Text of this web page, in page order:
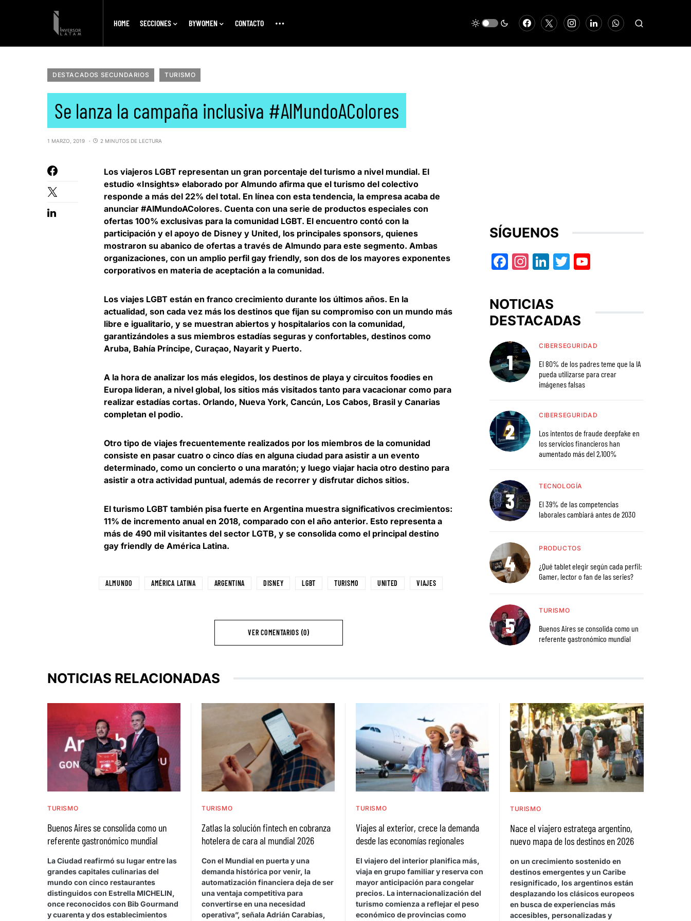
HOME SECCIONES BYWOMEN CONTACTO
DESTACADOS SECUNDARIOS TURISMO
Se lanza la campaña inclusiva #AlMundoAColores
1 MARZO, 2019 2 MINUTOS DE LECTURA
Los viajeros LGBT representan un gran porcentaje del turismo a nivel mundial. El
estudio «Insights» elaborado por Almundo afirma que el turismo del colectivo
responde a más del 22% del total. En línea con esta tendencia, la empresa acaba de
anunciar #AlMundoAColores. Cuenta con una serie de productos especiales con
ofertas 100% exclusivas para la comunidad LGBT. El encuentro contó con la
participación y el apoyo de Disney y United, los principales sponsors, quienes
mostraron su abanico de ofertas a través de Almundo para este segmento. Ambas
organizaciones, con un amplio perfil gay friendly, son dos de los mayores exponentes
corporativos en materia de aceptación a la comunidad.
Los viajes LGBT están en franco crecimiento durante los últimos años. En la
actualidad, son cada vez más los destinos que fijan su compromiso con un mundo más
libre e igualitario, y se muestran abiertos y hospitalarios con la comunidad,
garantizándoles a sus miembros estadías seguras y confortables, destinos como
Aruba, Bahía Príncipe, Curaçao, Nayarit y Puerto.
A la hora de analizar los más elegidos, los destinos de playa y circuitos foodies en
Europa lideran, a nivel global, los sitios más visitados tanto para vacacionar como para
realizar estadías cortas. Orlando, Nueva York, Cancún, Los Cabos, Brasil y Canarias
completan el podio.
Otro tipo de viajes frecuentemente realizados por los miembros de la comunidad
consiste en pasar cuatro o cinco días en alguna ciudad para asistir a un evento
determinado, como un concierto o una maratón; y luego viajar hacia otro destino para
asistir a otra actividad puntual, además de recorrer y disfrutar dichos sitios.
El turismo LGBT también pisa fuerte en Argentina muestra significativos crecimientos:
11% de incremento anual en 2018, comparado con el año anterior. Esto representa a
más de 490 mil visitantes del sector LGTB, y se consolida como el principal destino
gay friendly de América Latina.
ALMUNDO AMÉRICA LATINA ARGENTINA DISNEY LGBT TURISMO UNITED VIAJES
VER COMENTARIOS (0)
SÍGUENOS
Facebook
Instagram
LinkedIn
Twitter
NOTICIAS
DESTACADAS
CIBERSEGURIDAD
El 80% de los padres teme que la IA
pueda utilizarse para crear
imágenes falsas
CIBERSEGURIDAD
Los intentos de fraude deepfake en
los servicios financieros han
aumentado más del 2,100%
TECNOLOGÍA
El 39% de las competencias
laborales cambiará antes de 2030
PRODUCTOS
¿Qué tablet elegir según cada perfil:
Gamer, lector o fan de las series?
TURISMO
Buenos Aires se consolida como un
referente gastronómico mundial
NOTICIAS RELACIONADAS
TURISMO
Buenos Aires se consolida como un
referente gastronómico mundial
La Ciudad reafirmó su lugar entre las
grandes capitales culinarias del
mundo con cinco restaurantes
distinguidos con Estrella MICHELIN,
once reconocidos con Bib Gourmand
y cuarenta y dos establecimientos
TURISMO
Zatlas la solución fintech en cobranza
hotelera de cara al mundial 2026
Con el Mundial en puerta y una
demanda histórica por venir, la
automatización financiera deja de ser
una ventaja competitiva para
convertirse en una necesidad
operativa”, señala Adrián Carabias,
TURISMO
Viajes al exterior, crece la demanda
desde las economías regionales
El viajero del interior planifica más,
viaja en grupo familiar y reserva con
mayor anticipación para congelar
precios. La internacionalización del
turismo comienza a reflejar el peso
económico de provincias como
TURISMO
Nace el viajero estratega argentino,
nuevo mapa de los destinos en 2026
on un crecimiento sostenido en
destinos emergentes y un Caribe
resignificado, los argentinos están
desplazando los clásicos europeos
en busca de experiencias más
accesibles, personalizadas y